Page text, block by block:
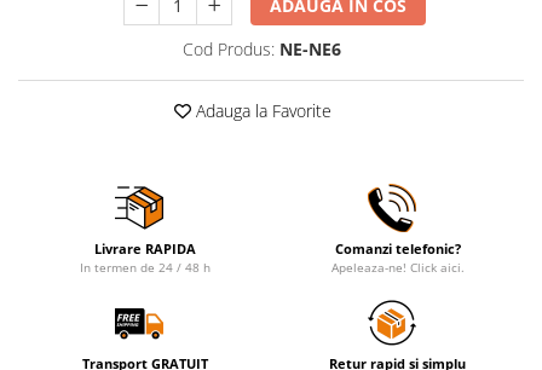
Unelte si aparate de masura
Uscatoare Rufe
Console, Jocuri & Accesorii
Electrocasnice & Climatizare
Aparate de vidat
Blendere & Tocatoare
Fiare, statii & aparate de calcat cu
ADAUGA IN COS
Cod Produs: NE-NE6
Adauga la Favorite
Livrare RAPIDA
In termen de 24 / 48 h
Comanzi telefonic?
Apeleaza-ne! Click aici.
Transport GRATUIT Retur rapid si simplu